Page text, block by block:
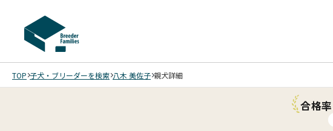
TOP 子犬・ブリーダーを検索 八木 美佐子 親犬詳細
合格率